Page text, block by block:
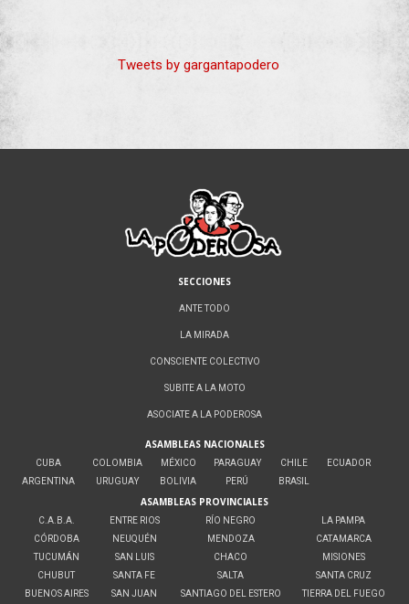
Tweets by gargantapodero
SECCIONES
ANTE TODO
LA MIRADA
CONSCIENTE COLECTIVO
SUBITE A LA MOTO
ASOCIATE A LA PODEROSA
ASAMBLEAS NACIONALES
CUBA
ARGENTINA
COLOMBIA
URUGUAY
MÉXICO
BOLIVIA
PARAGUAY
PERÚ
CHILE
BRASIL
ECUADOR
ASAMBLEAS PROVINCIALES
C.A.B.A.
CÓRDOBA
TUCUMÁN
CHUBUT
BUENOS AIRES
ENTRE RIOS
NEUQUÉN
SAN LUIS
SANTA FE
SAN JUAN
RÍO NEGRO
MENDOZA
CHACO
SALTA
SANTIAGO DEL ESTERO
LA PAMPA
CATAMARCA
MISIONES
SANTA CRUZ
TIERRA DEL FUEGO